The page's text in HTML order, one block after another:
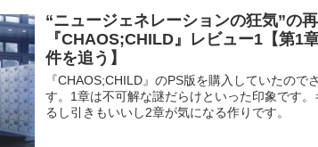
“ニュージェネレーションの狂気”の
『CHAOS;CHILD』レビュー1【第1
件を追う】
『CHAOS;CHILD』のPS版を購入していたので
す。1章は不可解な謎だらけといった印象です
るし引きもいいし2章が気になる作りです。